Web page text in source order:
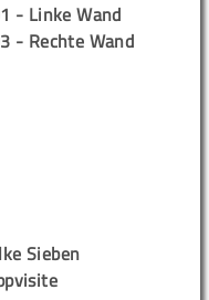
- Linke Wand
- Rechte Wand
Sieben